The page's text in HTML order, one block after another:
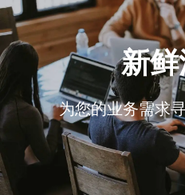
新
为您的业务需求